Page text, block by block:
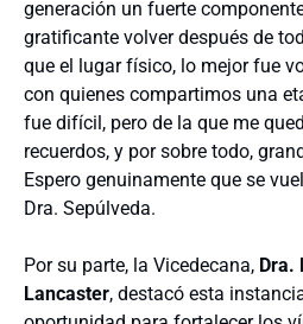
generación un fuerte
gratificante volver después de
que el lugar físico, lo mejor fue
con quienes compartimos una
fue difícil, pero de la que me
recuerdos, y por sobre todo,
Espero genuinamente que se
Dra. Sepúlveda.
Por su parte, la Vicedecana, Dra.
Lancaster, destacó esta